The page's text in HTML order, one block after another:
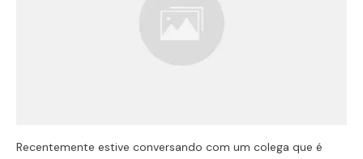
Recentemente estive conversando com um colega que é